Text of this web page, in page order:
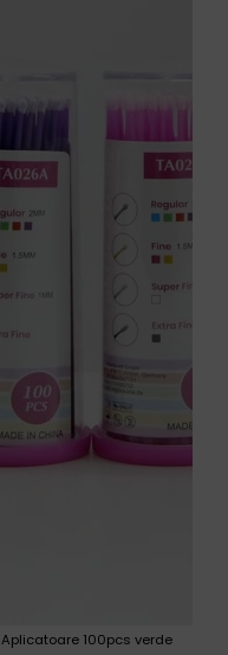
Aplicatoare 100pcs verde